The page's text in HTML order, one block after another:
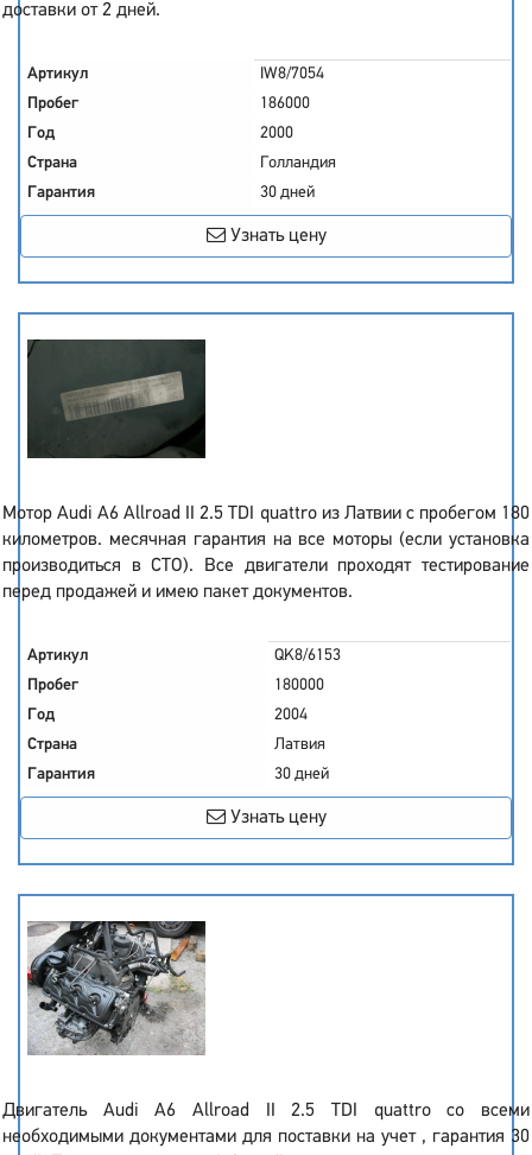
доставки от 2 дней.
Артикул
IW8/7054
Пробег
186000
Год
2000
Страна
Голландия
Гарантия
30 дней
Узнать цену
Мотор Audi A6 Allroad II 2.5 TDI quattro из Латвии с пробегом 180
километров. месячная гарантия на все моторы (если установка
производиться в СТО). Все двигатели проходят тестирование
перед продажей и имею пакет документов.
Артикул
QK8/6153
Пробег
180000
Год
2004
Страна
Латвия
Гарантия
30 дней
Узнать цену
Двигатель Audi A6 Allroad II 2.5 TDI quattro со всеми
необходимыми документами для поставки на учет , гарантия 30